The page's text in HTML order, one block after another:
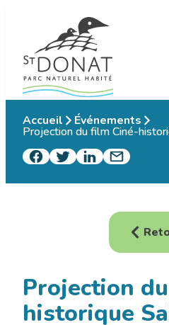
contenu
Accueil Événements
Projection du film Ciné-
Projection
historique